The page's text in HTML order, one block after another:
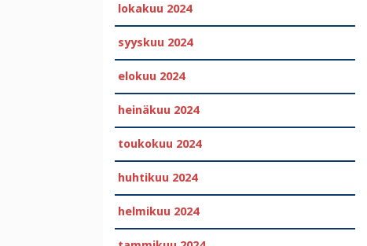
lokakuu 2024
syyskuu 2024
elokuu 2024
heinäkuu 2024
toukokuu 2024
huhtikuu 2024
helmikuu 2024